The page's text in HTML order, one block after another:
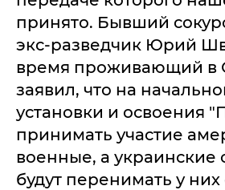
принято. Бывший
экс-разведчик Юрий
время проживающий в
заявил, что на
установки и освоения
принимать участие
военные, а украинские
будут перенимать у них